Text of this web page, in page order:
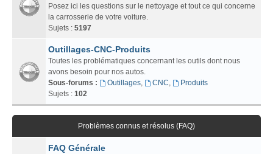
Posez ici les questions sur le nettoyage et tout ce qui concerne
la carrosserie de votre voiture.
Sujets : 5197
Outillages-CNC-Produits
Toutes les problématiques concernant les outils dont nous
avons besoin pour nos autos.
Sous-forums :
Outillages, CNC,
Produits
Sujets : 102
Problèmes connus et résolus (FAQ)
FAQ Générale